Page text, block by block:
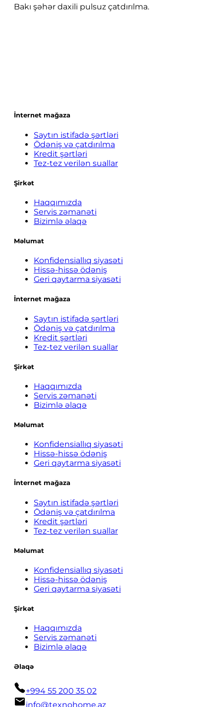
Bakı şəhər daxili pulsuz çatdırılma.
İnternet mağaza
Saytın istifadə şərtləri
Ödəniş və çatdırılma
Kredit şərtləri
Tez-tez verilən suallar
Şirkət
Haqqımızda
Servis zəmanəti
Bizimlə əlaqə
Məlumat
Konfidensiallıq siyasəti
Hissə-hissə ödəniş
Geri qaytarma siyasəti
İnternet mağaza
Saytın istifadə şərtləri
Ödəniş və çatdırılma
Kredit şərtləri
Tez-tez verilən suallar
Şirkət
Haqqımızda
Servis zəmanəti
Bizimlə əlaqə
Məlumat
Konfidensiallıq siyasəti
Hissə-hissə ödəniş
Geri qaytarma siyasəti
İnternet mağaza
Saytın istifadə şərtləri
Ödəniş və çatdırılma
Kredit şərtləri
Tez-tez verilən suallar
Məlumat
Konfidensiallıq siyasəti
Hissə-hissə ödəniş
Geri qaytarma siyasəti
Şirkət
Haqqımızda
Servis zəmanəti
Bizimlə əlaqə
Əlaqə
+994 55 200 35 02
info@texnohome.az